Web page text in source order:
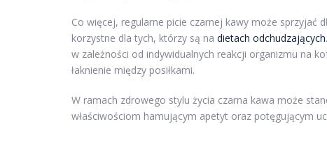
Co więcej, regularne picie czarnej kawy może sprzyjać
korzystne dla tych, którzy są na dietach odchudzających
w zależności od indywidualnych reakcji organizmu na
łaknienie między posiłkami.
W ramach zdrowego stylu życia czarna kawa może
właściwościom hamującym apetyt oraz potęgującym